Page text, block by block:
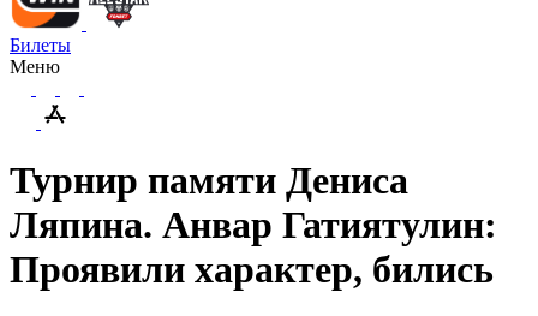
Билеты
Меню
Турнир памяти Дениса
Ляпина. Анвар Гатиятулин:
Проявили характер, бились